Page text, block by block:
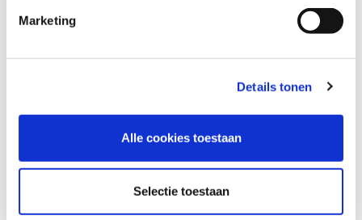
Marketing
Details tonen
Alle cookies toestaan
Selectie toestaan
€ 7.790,-
Uit2020met28382km
V-Strom DL 650 ABS
Uit2021met22309km
MotoPort Echt